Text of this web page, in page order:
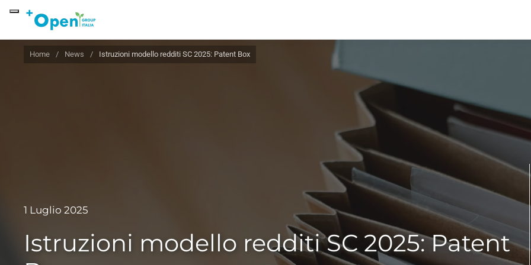
Skip to main content
Home News Istruzioni modello redditi SC 2025: Patent Box
1 Luglio 2025
Istruzioni modello redditi SC 2025: Patent